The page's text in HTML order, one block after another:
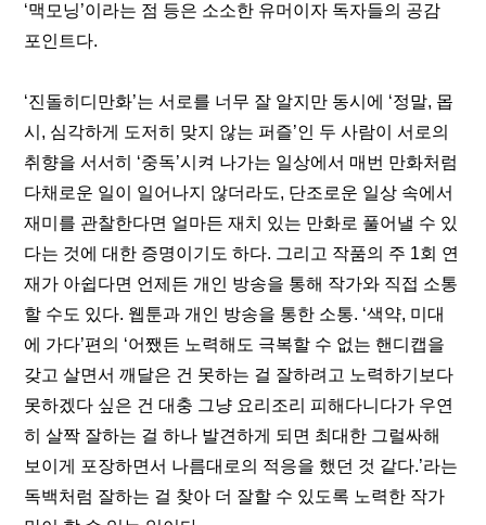
‘맥모닝’이라는 점 등은 소소한 유머이자 독자들의 공감
포인트다.
‘진돌히디만화’는 서로를 너무 잘 알지만 동시에 ‘정말, 몹
시, 심각하게 도저히 맞지 않는 퍼즐’인 두 사람이 서로의
취향을 서서히 ‘중독’시켜 나가는 일상에서 매번 만화처럼
다채로운 일이 일어나지 않더라도, 단조로운 일상 속에서
재미를 관찰한다면 얼마든 재치 있는 만화로 풀어낼 수 있
다는 것에 대한 증명이기도 하다. 그리고 작품의 주 1회 연
재가 아쉽다면 언제든 개인 방송을 통해 작가와 직접 소통
할 수도 있다. 웹툰과 개인 방송을 통한 소통. ‘색약, 미대
에 가다’편의 ‘어쨌든 노력해도 극복할 수 없는 핸디캡을
갖고 살면서 깨달은 건 못하는 걸 잘하려고 노력하기보다
못하겠다 싶은 건 대충 그냥 요리조리 피해다니다가 우연
히 살짝 잘하는 걸 하나 발견하게 되면 최대한 그럴싸해
보이게 포장하면서 나름대로의 적응을 했던 것 같다.’라는
독백처럼 잘하는 걸 찾아 더 잘할 수 있도록 노력한 작가